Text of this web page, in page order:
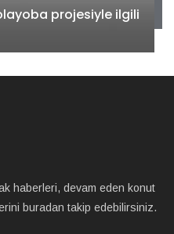
projesiyle ilgili
haberleri, devam eden konut
buradan takip edebilirsiniz.